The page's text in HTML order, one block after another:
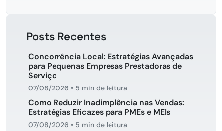
Posts Recentes
Concorrência Local: Estratégias Avançadas
para Pequenas Empresas Prestadoras de
Serviço
07/08/2026 • 5 min de leitura
Como Reduzir Inadimplência nas Vendas:
Estratégias Eficazes para PMEs e MEIs
07/08/2026 • 5 min de leitura